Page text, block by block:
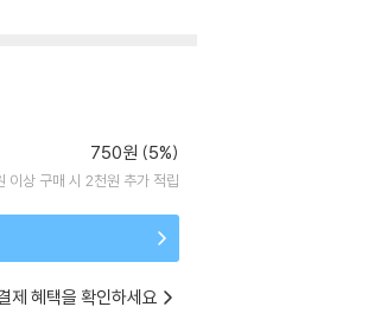
750원 (5%)
이상 구매 시 2천원 추가 적립
제 혜택을 확인하세요